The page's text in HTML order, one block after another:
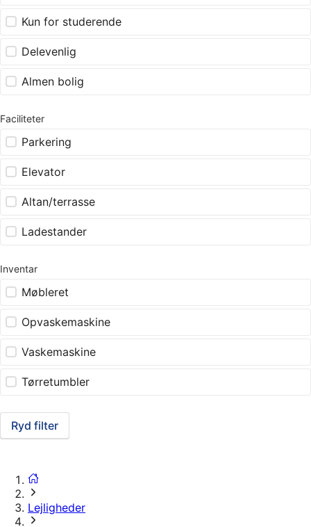
Kun for studerende
Delevenlig
Almen bolig
Faciliteter
Parkering
Elevator
Altan/terrasse
Ladestander
Inventar
Møbleret
Opvaskemaskine
Vaskemaskine
Tørretumbler
Ryd filter
Lejligheder